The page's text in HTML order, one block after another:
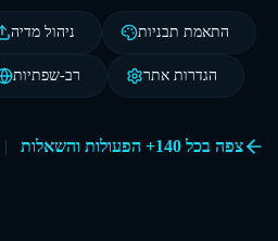
התאמת תבניות ניהול מדיה
הגדרות אתר רב-שפתיות
צפה בכל 140+ הפעולות והשאלות |